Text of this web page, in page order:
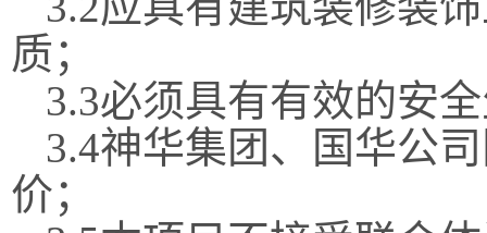
质；
3.3必须具有有效的安
3.4神华集团、国华公
价；